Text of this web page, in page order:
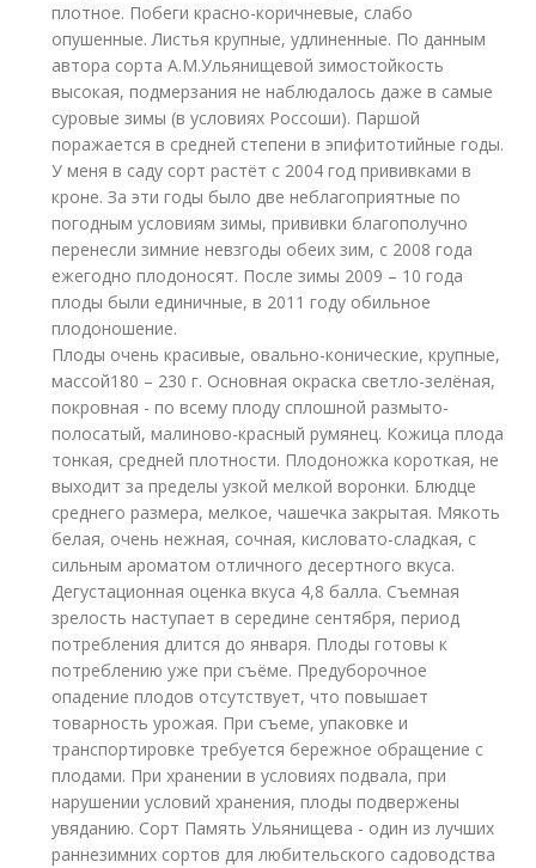
плотное. Побеги красно-коричневые, слабо
опушенные. Листья крупные, удлиненные. По данным
автора сорта А.М.Ульянищевой зимостойкость
высокая, подмерзания не наблюдалось даже в самые
суровые зимы (в условиях Россоши). Паршой
поражается в средней степени в эпифитотийные годы.
У меня в саду сорт растёт с 2004 год прививками в
кроне. За эти годы было две неблагоприятные по
погодным условиям зимы, прививки благополучно
перенесли зимние невзгоды обеих зим, с 2008 года
ежегодно плодоносят. После зимы 2009 – 10 года
плоды были единичные, в 2011 году обильное
плодоношение.
Плоды очень красивые, овально-конические, крупные,
массой180 – 230 г. Основная окраска светло-зелёная,
покровная - по всему плоду сплошной размыто-
полосатый, малиново-красный румянец. Кожица плода
тонкая, средней плотности. Плодоножка короткая, не
выходит за пределы узкой мелкой воронки. Блюдце
среднего размера, мелкое, чашечка закрытая. Мякоть
белая, очень нежная, сочная, кисловато-сладкая, с
сильным ароматом отличного десертного вкуса.
Дегустационная оценка вкуса 4,8 балла. Съемная
зрелость наступает в середине сентября, период
потребления длится до января. Плоды готовы к
потреблению уже при съёме. Предуборочное
опадение плодов отсутствует, что повышает
товарность урожая. При съеме, упаковке и
транспортировке требуется бережное обращение с
плодами. При хранении в условиях подвала, при
нарушении условий хранения, плоды подвержены
увяданию. Сорт Память Ульянищева - один из лучших
раннезимних сортов для любительского садоводства